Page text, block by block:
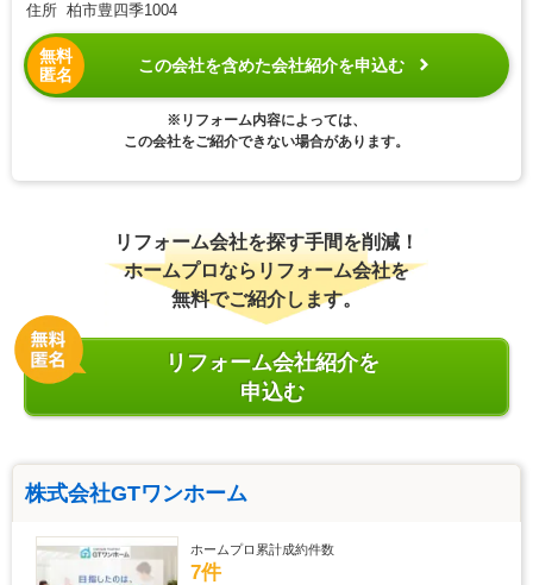
住所 柏市豊四季1004
無料
匿名
この会社を含めた会社紹介を申込む
※リフォーム内容によっては、
この会社をご紹介できない場合があります。
リフォーム会社を探す手間を削減！
ホームプロならリフォーム会社を
無料でご紹介します。
リフォーム会社紹介を
申込む
株式会社GTワンホーム
ホームプロ累計成約件数
7件